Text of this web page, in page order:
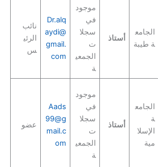
الجامع
ة طيبة
أستاذ
موجود
في
سجلا
ت
الجمعي
ة
Dr.alq
aydi@
gmail.
com
نائب
الرئي
س
الجامع
ة
الإسلا
مية
أستاذ
موجود
في
سجلا
ت
الجمعي
ة
Aads
99@g
mail.c
om
عضو